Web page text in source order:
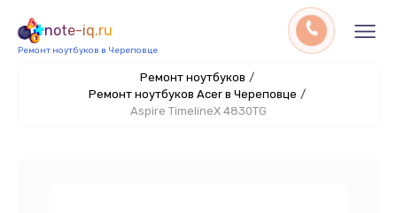
note-iq.ru
Ремонт ноутбуков в Череповце
Ремонт ноутбуков /
Ремонт ноутбуков Acer в Череповце /
Aspire TimelineX 4830TG